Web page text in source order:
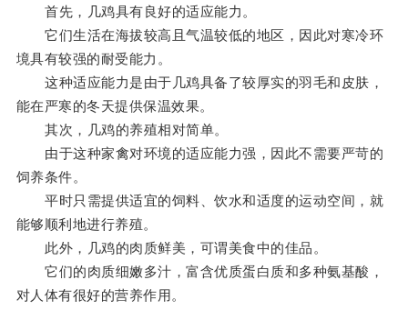
首先，几鸡具有良好的适应能力。
它们生活在海拔较高且气温较低的地区，因此对寒冷环
境具有较强的耐受能力。
这种适应能力是由于几鸡具备了较厚实的羽毛和皮肤，
能在严寒的冬天提供保温效果。
其次，几鸡的养殖相对简单。
由于这种家禽对环境的适应能力强，因此不需要严苛的
饲养条件。
平时只需提供适宜的饲料、饮水和适度的运动空间，就
能够顺利地进行养殖。
此外，几鸡的肉质鲜美，可谓美食中的佳品。
它们的肉质细嫩多汁，富含优质蛋白质和多种氨基酸，
对人体有很好的营养作用。